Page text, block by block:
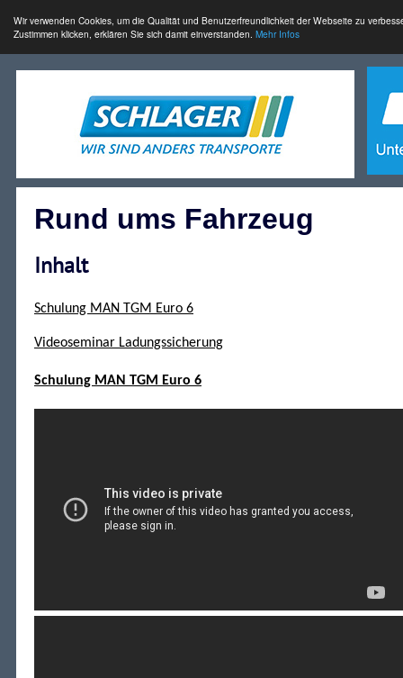
Wir verwenden Cookies, um die Qualität und Benutzerfreundlichkeit der Webseite zu
Zustimmen klicken, erklären Sie sich damit einverstanden. Mehr Infos
Rund ums Fahrzeug
Inhalt
Schulung MAN TGM Euro 6
Videoseminar Ladungssicherung
Schulung MAN TGM Euro 6